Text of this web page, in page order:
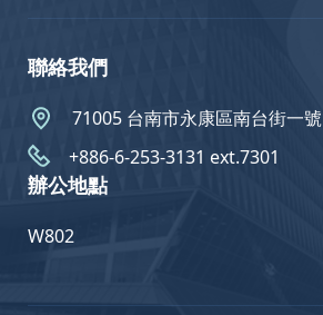
聯絡我們
71005 台南市永康區南台街一號
+886-6-253-3131 ext.7301
辦公地點
W802